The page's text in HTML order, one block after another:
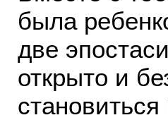
была
две
открыто и